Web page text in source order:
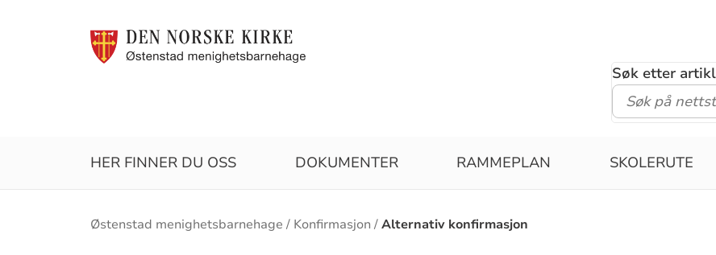
Søk etter
HER FINNER DU OSS DOKUMENTER RAMMEPLAN SKOLERUTE
Brødsmulesti
Østenstad menighetsbarnehage Konfirmasjon Alternativ konfirmasjon